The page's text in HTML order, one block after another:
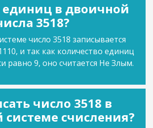
единиц в двоичной
3518?
число 3518 записывается
и так как количество единиц
равно 9, оно считается Не Злым.
число 3518 в
счисления?